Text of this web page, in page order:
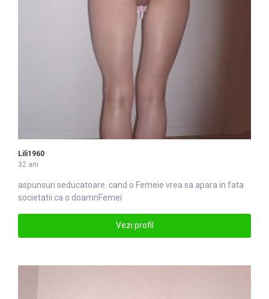
Lili1960
32 ani
aspunsuri seducatoare. cand o Femeie vrea sa apara in fata
societatii ca o doamnFemei
Vezi profil